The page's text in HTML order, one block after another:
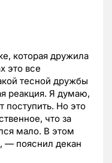
которая дружила
это все
тесной дружбы
реакция. Я думаю,
поступить. Но это
что за
мало. В этом
— пояснил декан